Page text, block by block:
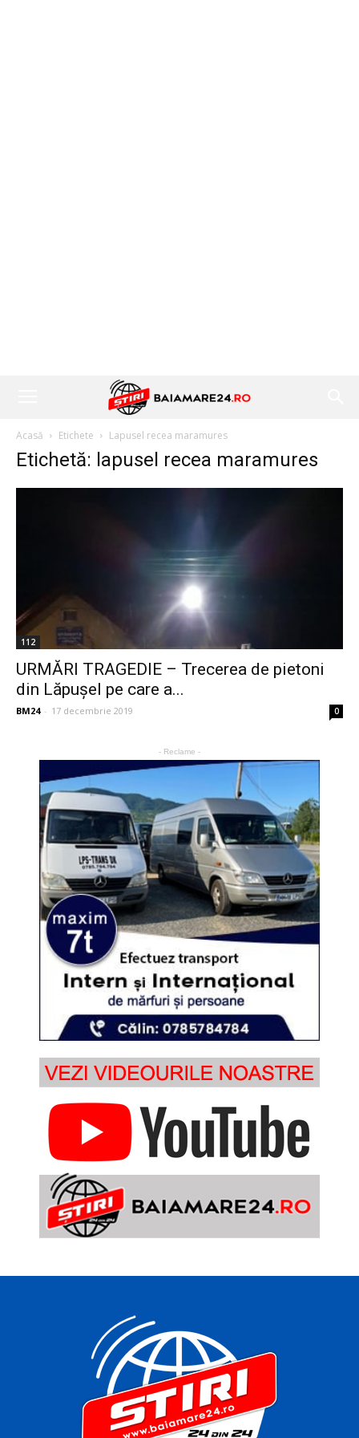
Acasă Etichete Lapusel recea maramures
Etichetă: lapusel recea maramures
112
URMĂRI TRAGEDIE – Trecerea de pietoni
din Lăpușel pe care a...
BM24 - 17 decembrie 2019 0
- Reclame -